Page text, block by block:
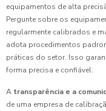
equipamentos de alta
Pergunte sobre os
regularmente calibrados e
adota procedimentos
práticas do setor. Isso
forma precisa e confiável.
A transparência e a
de uma empresa de